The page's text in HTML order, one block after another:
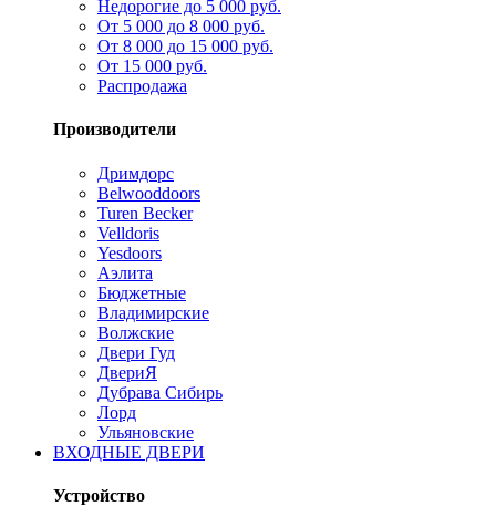
Недорогие до 5 000 руб.
От 5 000 до 8 000 руб.
От 8 000 до 15 000 руб.
От 15 000 руб.
Распродажа
Производители
Дримдорс
Belwooddoors
Turen Becker
Velldoris
Yesdoors
Аэлита
Бюджетные
Владимирские
Волжские
Двери Гуд
ДвериЯ
Дубрава Сибирь
Лорд
Ульяновские
ВХОДНЫЕ ДВЕРИ
Устройство